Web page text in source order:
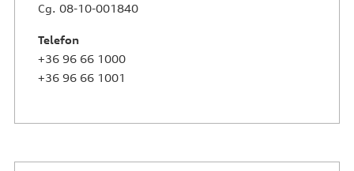
Cg. 08-10-001840
Telefon
+36 96 66 1000
+36 96 66 1001